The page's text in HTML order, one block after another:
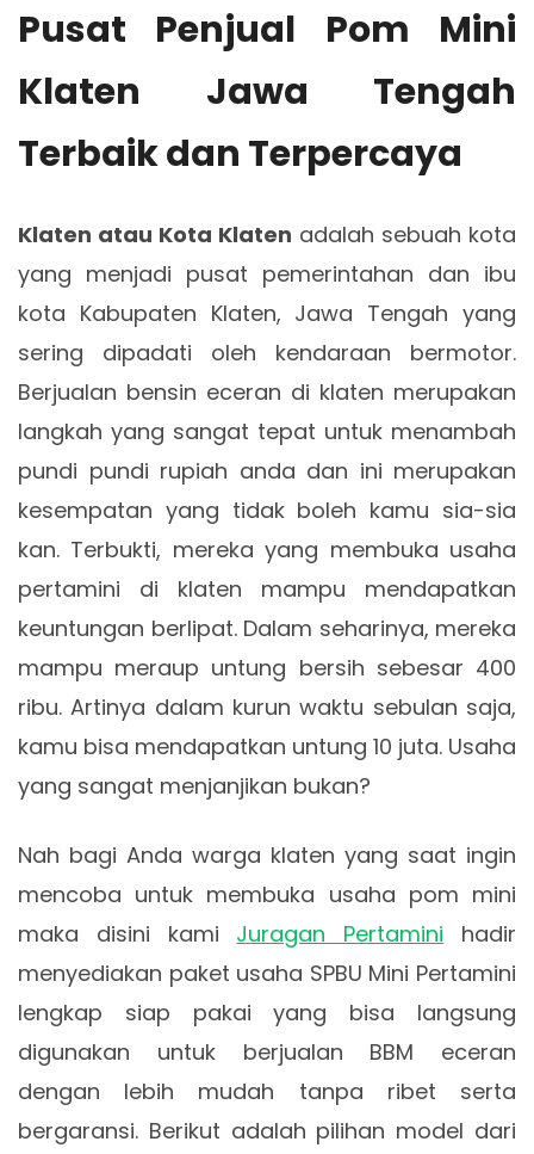
Pusat Penjual Pom Mini
Klaten Jawa Tengah
Terbaik dan Terpercaya
Klaten atau Kota Klaten adalah sebuah kota
yang menjadi pusat pemerintahan dan ibu
kota Kabupaten Klaten, Jawa Tengah yang
sering dipadati oleh kendaraan bermotor.
Berjualan bensin eceran di klaten merupakan
langkah yang sangat tepat untuk menambah
pundi pundi rupiah anda dan ini merupakan
kesempatan yang tidak boleh kamu sia-sia
kan. Terbukti, mereka yang membuka usaha
pertamini di klaten mampu mendapatkan
keuntungan berlipat. Dalam seharinya, mereka
mampu meraup untung bersih sebesar 400
ribu. Artinya dalam kurun waktu sebulan saja,
kamu bisa mendapatkan untung 10 juta. Usaha
yang sangat menjanjikan bukan?
Nah bagi Anda warga klaten yang saat ingin
mencoba untuk membuka usaha pom mini
maka disini kami Juragan Pertamini hadir
menyediakan paket usaha SPBU Mini Pertamini
lengkap siap pakai yang bisa langsung
digunakan untuk berjualan BBM eceran
dengan lebih mudah tanpa ribet serta
bergaransi. Berikut adalah pilihan model dari